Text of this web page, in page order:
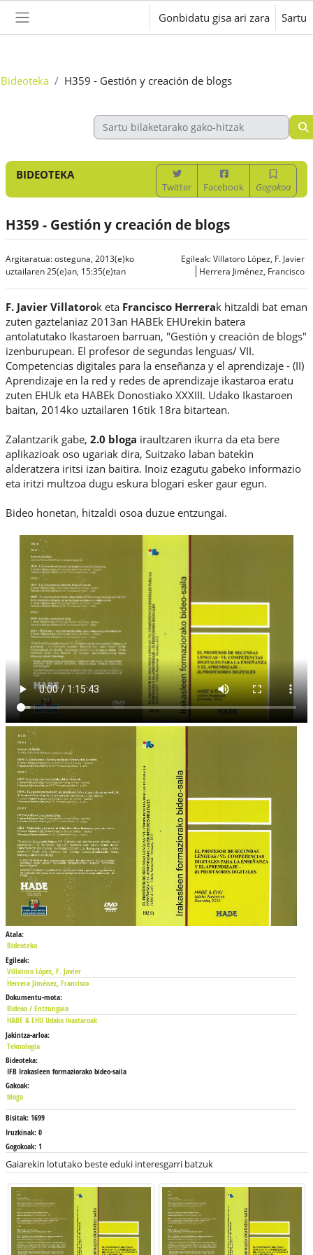
Alboko panela
Gonbidatu gisa ari zara Sartu
Bideoteka H359 - Gestión y creación de blogs
BIDEOTEKA
Twitter Facebook Gogokoa
H359 - Gestión y creación de blogs
Argitaratua: osteguna, 2013(e)ko
uztailaren 25(e)an, 15:35(e)tan
Egileak:Villatoro López, F. Javier
Herrera Jiménez, Francisco
Atala:
Bideoteka
Egileak:
Villatoro López, F. Javier
Herrera Jiménez, Francisco
Dokumentu-mota:
Bideoa / Entzungaia
HABE & EHU Udako ikastaroak
Jakintza-arloa:
Teknologia
Bideoteka:
IFB Irakasleen formaziorako bideo-saila
Gakoak:
bloga
Bisitak: 1699
Iruzkinak: 0
Gogokoak: 1
F. Javier Villatorok eta Francisco Herrerak hitzaldi bat eman
zuten gaztelaniaz 2013an HABEk EHUrekin batera
antolatutako Ikastaroen barruan, "Gestión y creación de blogs"
izenburupean. El profesor de segundas lenguas/ VII.
Competencias digitales para la enseñanza y el aprendizaje - (II)
Aprendizaje en la red y redes de aprendizaje ikastaroa eratu
zuten EHUk eta HABEk Donostiako XXXIII. Udako Ikastaroen
baitan, 2014ko uztailaren 16tik 18ra bitartean.
Zalantzarik gabe, 2.0 bloga iraultzaren ikurra da eta bere
aplikazioak oso ugariak dira, Suitzako laban batekin
alderatzera iritsi izan baitira. Inoiz ezagutu gabeko informazio
eta iritzi multzoa dugu eskura blogari esker gaur egun.
Bideo honetan, hitzaldi osoa duzue entzungai.
Gaiarekin lotutako beste eduki interesgarri batzuk